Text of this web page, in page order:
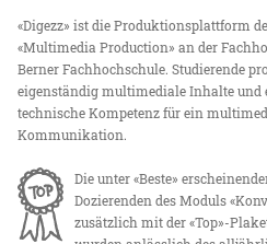
«Digezz» ist die Produktionsplattform
«Multimedia Production» an der
Berner Fachhochschule. Studierende
eigenständig multimediale Inhalte und
technische Kompetenz für ein
Kommunikation.
Die unter «Beste»
Dozierenden des Moduls
zusätzlich mit der «Top»-